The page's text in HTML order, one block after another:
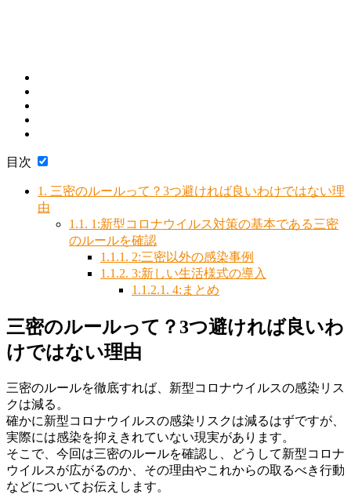
目次
1. 三密のルールって？3つ避ければ良いわけではない理
由
1.1. 1:新型コロナウイルス対策の基本である三密
のルールを確認
1.1.1. 2:三密以外の感染事例
1.1.2. 3:新しい生活様式の導入
1.1.2.1. 4:まとめ
三密のルールって？3つ避ければ良いわ
けではない理由
三密のルールを徹底すれば、新型コロナウイルスの感染リス
クは減る。
確かに新型コロナウイルスの感染リスクは減るはずですが、
実際には感染を抑えきれていない現実があります。
そこで、今回は三密のルールを確認し、どうして新型コロナ
ウイルスが広がるのか、その理由やこれからの取るべき行動
などについてお伝えします。